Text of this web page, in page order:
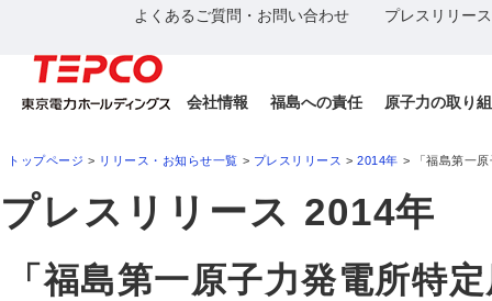
よくあるご質問・お問い合わせ プレスリリー
会社情報 福島への責任 原子力の取り
トップページ > リリース・お知らせ一覧 > プレスリリース >2014年 > 「福島第一
プレスリリース 2014年
「福島第一原子力発電所特